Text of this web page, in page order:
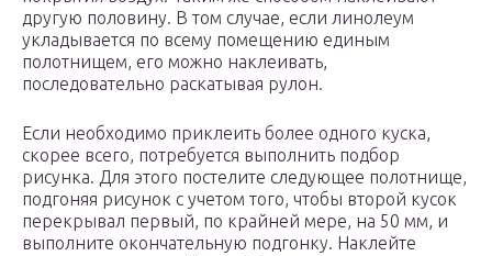
другую половину. В том случае, если линолеум
укладывается по всему помещению единым
полотнищем, его можно наклеивать,
последовательно раскатывая рулон.
Если необходимо приклеить более одного куска,
скорее всего, потребуется выполнить подбор
рисунка. Для этого постелите следующее полотнище,
подгоняя рисунок с учетом того, чтобы второй кусок
перекрывал первый, по крайней мере, на 50 мм, и
выполните окончательную подгонку. Наклейте